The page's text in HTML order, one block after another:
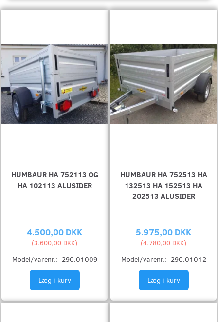
HUMBAUR HA 752113 OG
HA 102113 ALUSIDER
4.500,00 DKK
(3.600,00 DKK)
Model/varenr.: 290.01009
Læg i kurv
HUMBAUR HA 752513 HA
132513 HA 152513 HA
202513 ALUSIDER
5.975,00 DKK
(4.780,00 DKK)
Model/varenr.: 290.01012
Læg i kurv